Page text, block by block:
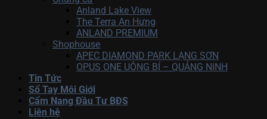
Anland Lake View
The Terra An Hưng
ANLAND PREMIUM
Shophouse
APEC DIAMOND PARK LẠNG SƠN
OPUS ONE UÔNG BÍ – QUẢNG NINH
Tin Tức
Sổ Tay Môi Giới
Cẩm Nang Đầu Tư BĐS
Liên hệ